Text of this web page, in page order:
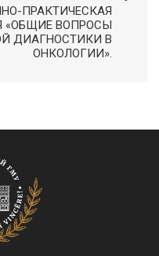
ПРАКТИЧЕСКАЯ
«ОБЩИЕ ВОПРОСЫ
ДИАГНОСТИКИ В
ОНКОЛОГИИ».